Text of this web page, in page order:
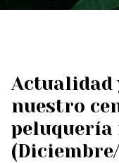
Actualidad
nuestro
peluquería